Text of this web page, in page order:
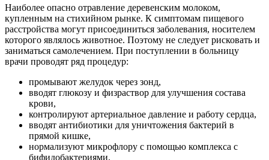
Наиболее опасно отравление деревенским молоком,
купленным на стихийном рынке. К симптомам пищевого
расстройства могут присоединиться заболевания, носителем
которого являлось животное. Поэтому не следует рисковать и
заниматься самолечением. При поступлении в больницу
врачи проводят ряд процедур:
промывают желудок через зонд,
вводят глюкозу и физраствор для улучшения состава
крови,
контролируют артериальное давление и работу сердца,
вводят антибиотики для уничтожения бактерий в
прямой кишке,
нормализуют микрофлору с помощью комплекса с
бифидобактериями.